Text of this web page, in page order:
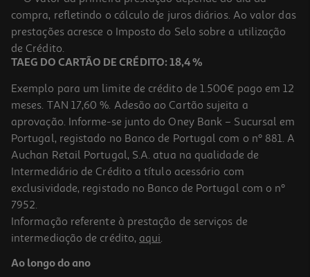
1 €/un
1,00 €
-37%
Máscara Facial Sence Smoothie Pack 5un
5 €/un
compra, refletindo o cálculo de juros diários. Ao valor das
prestações acresce o Imposto do Selo sobre a utilização
de Crédito.
TAEG DO CARTÃO DE CRÉDITO: 18,4 %
Exemplo para um limite de crédito de 1.500€ pago em 12
meses. TAN 17,60 %. Adesão ao Cartão sujeita a
aprovação. Informe-se junto do Oney Bank – Sucursal em
Portugal, registado no Banco de Portugal com o nº 881. A
Auchan Retail Portugal, S.A. atua na qualidade de
Intermediário de Crédito a título acessório com
exclusividade, registado no Banco de Portugal com o nº
7952.
Informação referente à prestação de serviços de
intermediação de crédito, aqui.
Ao longo do ano